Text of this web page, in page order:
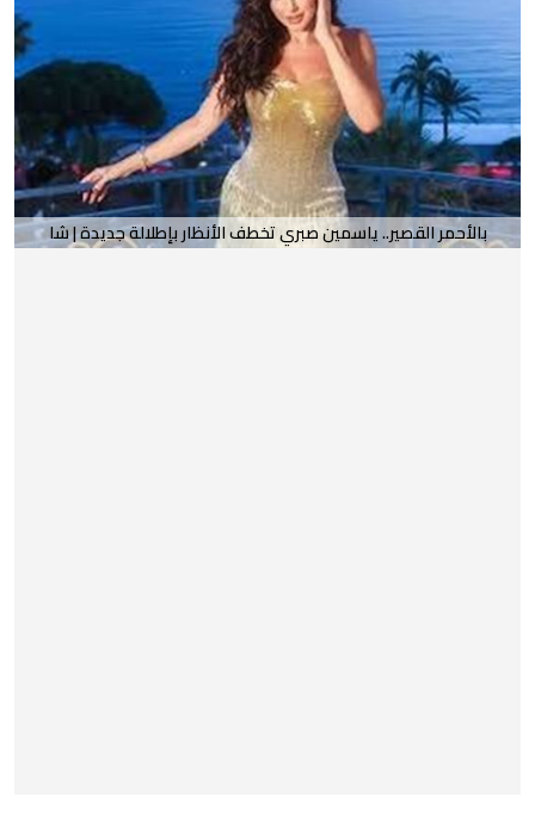
بالأحمر القصير.. ياسمين صبري تخطف الأنظار بإطلالة جديدة | شا